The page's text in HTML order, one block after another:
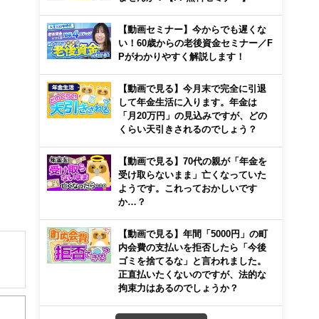
き
【動画セミナー】今からでも遅くな
い！60歳からの老後資金セミナー／F
Pがわかりやすく解説します！
【動画で見る】今月末で完全に引退
して年金生活に入ります。年金は
「月20万円」の見込みですが、どの
くらい天引きされるのでしょう？
【動画で見る】70代の親が「年金を
受け取らないまま」亡くなっていた
ようです。これっておかしいです
か…？
【動画で見る】年間「5000円」の町
内会費の支払いを拒否したら「今後
ゴミを捨てるな」と言われました。
正直払いたくないのですが、法的な
拘束力はあるのでしょうか？